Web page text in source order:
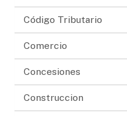
Código Tributario
Comercio
Concesiones
Construccion